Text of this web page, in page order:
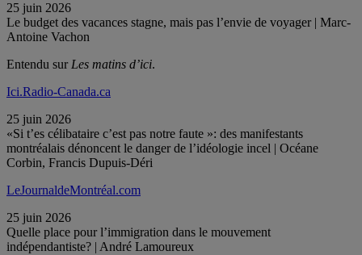
25 juin 2026
Le budget des vacances stagne, mais pas l’envie de voyager | Marc-
Antoine Vachon
Entendu surLes matins d’ici.
Ici.Radio-Canada.ca
25 juin 2026
«Si t’es célibataire c’est pas notre faute »: des manifestants
montréalais dénoncent le danger de l’idéologie incel | Océane
Corbin, Francis Dupuis-Déri
LeJournaldeMontréal.com
25 juin 2026
Quelle place pour l’immigration dans le mouvement
indépendantiste? | André Lamoureux